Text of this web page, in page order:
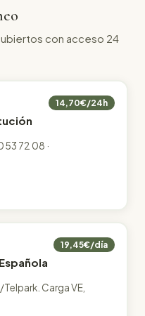
con acceso 24
14,70€/24h
53 72 08 ·
19,45€/día
Carga VE,